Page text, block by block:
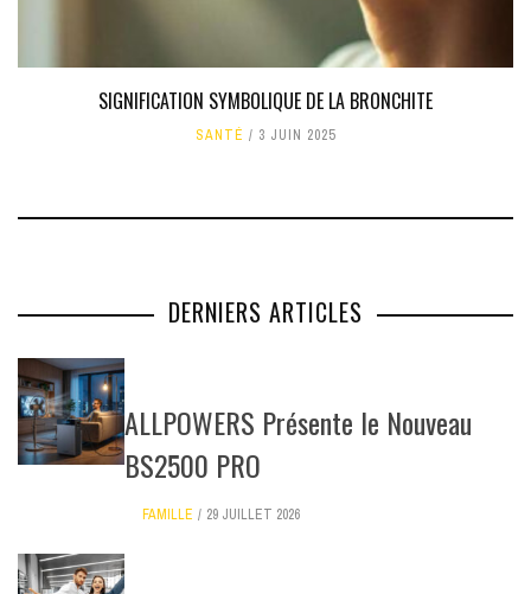
SIGNIFICATION SYMBOLIQUE DE LA BRONCHITE
SANTÉ 3 JUIN 2025
DERNIERS ARTICLES
ALLPOWERS Présente le Nouveau
BS2500 PRO
FAMILLE 29 JUILLET 2026